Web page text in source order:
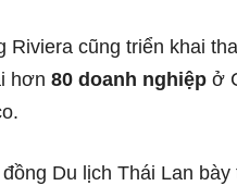
Riviera cũng triển khai
hơn 80 doanh nghiệp ở
Du lịch Thái Lan bày